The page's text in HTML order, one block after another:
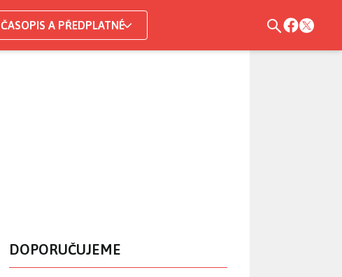
ČASOPIS A PŘEDPLATNÉ
DOPORUČUJEME